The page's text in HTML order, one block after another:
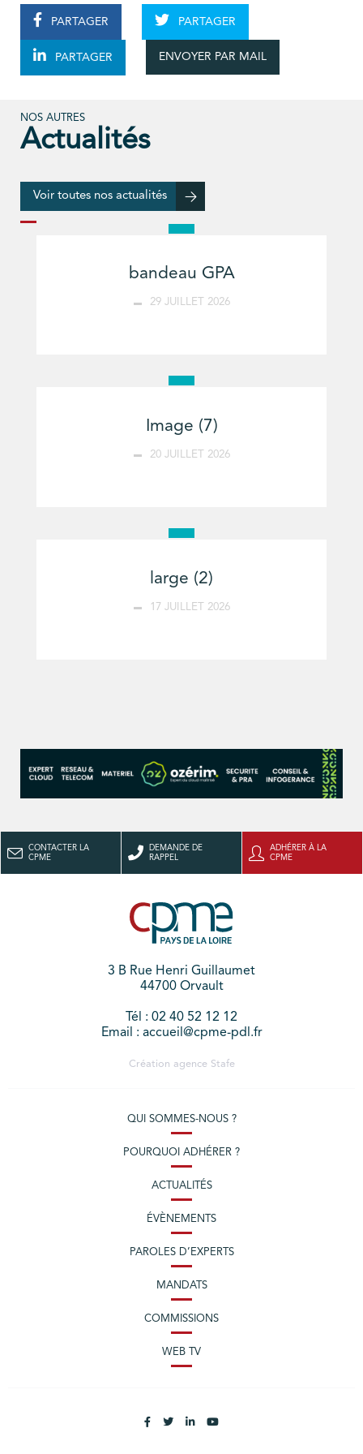
PARTAGER PARTAGER
PARTAGER ENVOYER PAR MAIL
NOS AUTRES
Actualités
Voir toutes nos actualités
bandeau GPA
29 JUILLET 2026
Image (7)
20 JUILLET 2026
large (2)
17 JUILLET 2026
CONTACTER LA
CPME
DEMANDE DE
RAPPEL
ADHÉRER À LA
CPME
3 B Rue Henri Guillaumet
44700 Orvault
Tél : 02 40 52 12 12
Email : accueil@cpme-pdl.fr
Création agence Stafe
QUI SOMMES-NOUS ?
POURQUOI ADHÉRER ?
ACTUALITÉS
ÉVÈNEMENTS
PAROLES D’EXPERTS
MANDATS
COMMISSIONS
WEB TV